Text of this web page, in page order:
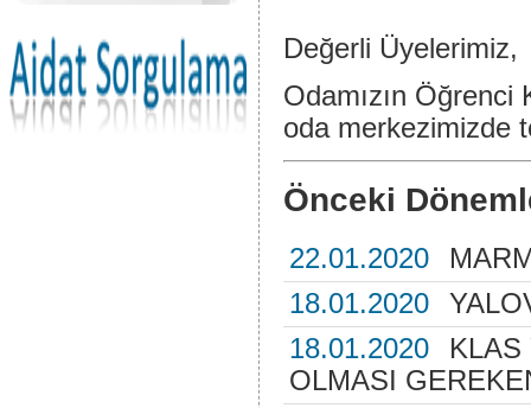
Değerli Üyelerimiz,
Odamızın
oda merkezimizde
Önceki
22.01.2020
18.01.2020
18.01.2020
KLAS
OLMASI